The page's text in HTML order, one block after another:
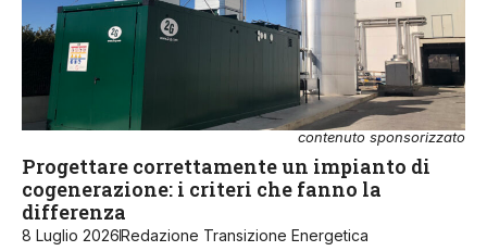
contenuto sponsorizzato
Progettare correttamente un impianto di
cogenerazione: i criteri che fanno la
differenza
8 Luglio 2026Redazione Transizione Energetica